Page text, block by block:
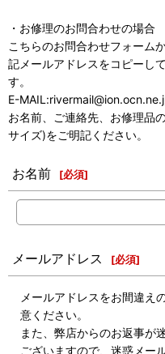
・お修理のお問合わせの場合
こちらのお問合わせフォーム
記メールアドレスをコピーし
す。
E-
お名前、ご連絡先、お修理品
サイズ)をご明記ください。
お名前 [必須]
メールアドレス [必須]
メールアドレスをお間違え
意ください。
また、弊店からのお返事が
ございますので、迷惑メー